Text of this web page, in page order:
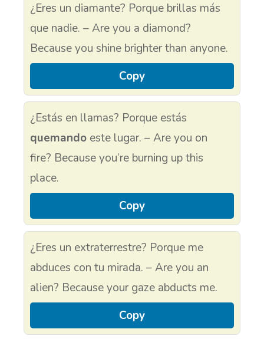
¿Eres un diamante? Porque brillas más
que nadie. – Are you a diamond?
Because you shine brighter than anyone.
Copy
¿Estás en llamas? Porque estás
quemandoeste lugar. – Are you on
fire? Because you’re burning up this
place.
Copy
¿Eres un extraterrestre? Porque me
abduces con tu mirada. – Are you an
alien? Because your gaze abducts me.
Copy